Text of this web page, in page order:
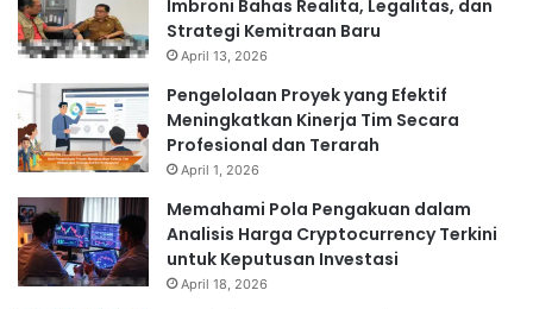
Imbroni Bahas Realita, Legalitas, dan
Strategi Kemitraan Baru
April 13, 2026
Pengelolaan Proyek yang Efektif
Meningkatkan Kinerja Tim Secara
Profesional dan Terarah
April 1, 2026
Memahami Pola Pengakuan dalam
Analisis Harga Cryptocurrency Terkini
untuk Keputusan Investasi
April 18, 2026